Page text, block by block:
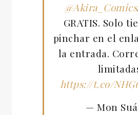
@Akira_Comics
GRATIS. Solo
pinchar en el
la entrada.
https://t.co/
— Mon